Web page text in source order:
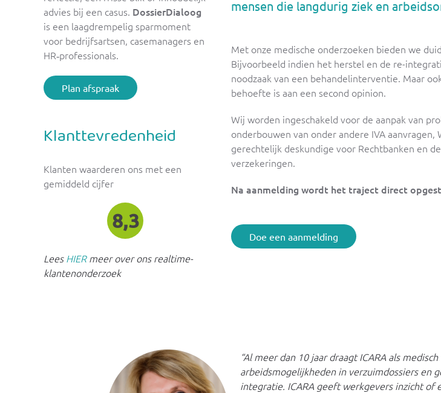
advies bij een casus. DossierDialoog
is een laagdrempelig sparmoment
voor bedrijfsartsen, casemanagers en
HR‑professionals.
Plan afspraak
Klanttevredenheid
Klanten waarderen ons met een
gemiddeld cijfer
8,3
LeesHIERmeer over ons realtime-
klantenonderzoek
mensen die langdurig ziek en
Met onze medische onderzoeken bieden we
Bijvoorbeeld indien het herstel en de re-
noodzaak van een behandelinterventie. Maar
behoefte is aan een second opinion.
Wij worden ingeschakeld voor de aanpak van
onderbouwen van onder andere IVA
gerechtelijk deskundige voor Rechtbanken en
verzekeringen.
Na aanmelding wordt het traject direct
Doe een aanmelding
“Al meer dan 10 jaar draagt ICARA als
arbeidsmogelijkheden in verzuimdossiers en
integratie. ICARA geeft werkgevers inzicht